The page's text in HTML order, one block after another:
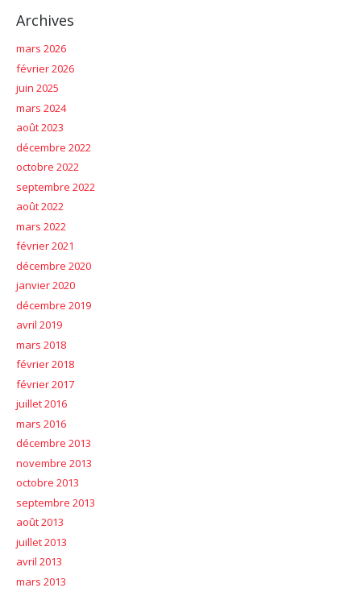
Archives
mars 2026
février 2026
juin 2025
mars 2024
août 2023
décembre 2022
octobre 2022
septembre 2022
août 2022
mars 2022
février 2021
décembre 2020
janvier 2020
décembre 2019
avril 2019
mars 2018
février 2018
février 2017
juillet 2016
mars 2016
décembre 2013
novembre 2013
octobre 2013
septembre 2013
août 2013
juillet 2013
avril 2013
mars 2013